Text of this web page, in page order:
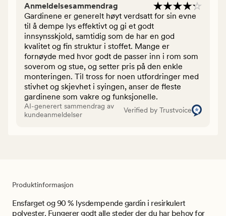
Anmeldelsesammendrag
Gardinene er generelt høyt verdsatt for sin evne
til å dempe lys effektivt og gi et godt
innsynsskjold, samtidig som de har en god
kvalitet og fin struktur i stoffet. Mange er
fornøyde med hvor godt de passer inn i rom som
soverom og stue, og setter pris på den enkle
monteringen. Til tross for noen utfordringer med
stivhet og skjevhet i syingen, anser de fleste
gardinene som vakre og funksjonelle.
AI-generert sammendrag av
kundeanmeldelser
Verified by Trustvoice
Produktinformasjon
Ensfarget og 90 % lysdempende gardin i resirkulert
polyester. Fungerer godt alle steder der du har behov for